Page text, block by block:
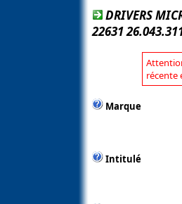
DRIVERS
22631
récente
Marque
Intitulé